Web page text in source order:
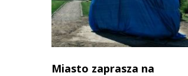
Miasto zaprasza na